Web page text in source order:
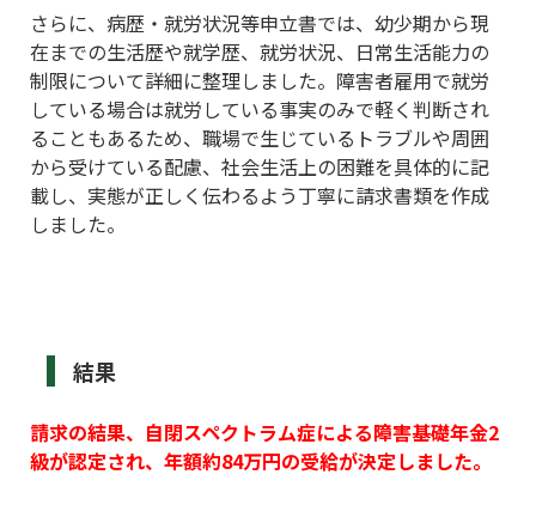
さらに、病歴・就労状況等申立書では、幼少期から現
在までの生活歴や就学歴、就労状況、日常生活能力の
制限について詳細に整理しました。障害者雇用で就労
している場合は就労している事実のみで軽く判断され
ることもあるため、職場で生じているトラブルや周囲
から受けている配慮、社会生活上の困難を具体的に記
載し、実態が正しく伝わるよう丁寧に請求書類を作成
しました。
結果
請求の結果、自閉スペクトラム症による障害基礎年金2
級が認定され、年額約84万円の受給が決定しました。